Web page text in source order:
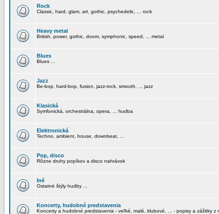
Rock
Classic, hard, glam, art, gothic, psychedelic, ... rock
Heavy metal
British, power, gothic, doom, symphonic, speed, ... metal
Blues
Blues ...
Jazz
Be-bop, hard-bop, fusion, jazz-rock, smooth, ... jazz
Klasická
Symfonická, orchestrálna, opera, ... hudba
Elektronická
Techno, ambient, house, downbeat, ...
Pop, disco
Rôzne druhy popíkov a disco nahrávok
Iné
Ostatné štýly hudby ...
Koncerty, hudobné predstavenia
Koncerty a hudobné predstavenia - veľké, malé, klubové, ... - popisy a zážitky z